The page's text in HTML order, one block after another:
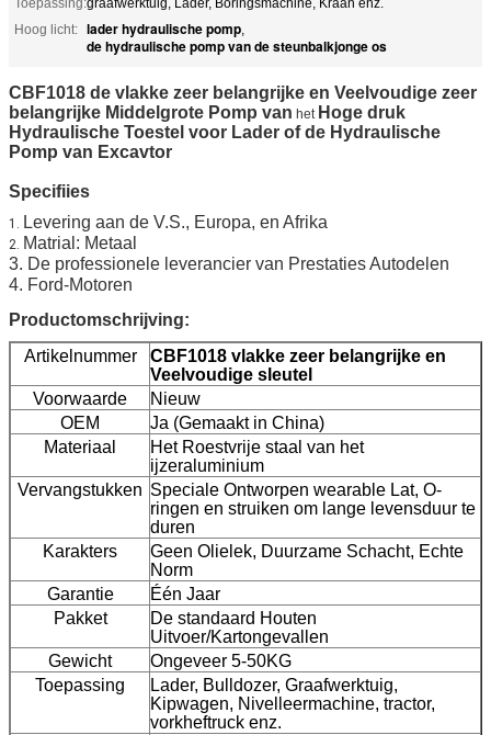
Toepassing:graafwerktuig, Lader, Boringsmachine, Kraan enz.
Hoog licht: lader hydraulische pomp,
de hydraulische pomp van de steunbalkjonge os
CBF1018 de vlakke zeer belangrijke en Veelvoudige zeer
belangrijke Middelgrote Pomp van het Hoge druk
Hydraulische Toestel voor Lader of de Hydraulische
Pomp van Excavtor
Specifiies
1. Levering aan de V.S., Europa, en Afrika
2. Matrial: Metaal
3. De professionele leverancier van Prestaties Autodelen
4. Ford-Motoren
Productomschrijving:
Artikelnummer
CBF1018 vlakke zeer belangrijke en
Veelvoudige sleutel
Voorwaarde
Nieuw
OEM
Ja (Gemaakt in China)
Materiaal
Het Roestvrije staal van het
ijzeraluminium
Vervangstukken Speciale Ontworpen wearable Lat, O-
ringen en struiken om lange levensduur te
duren
Karakters
Geen Olielek, Duurzame Schacht, Echte
Norm
Garantie
Één Jaar
Pakket
De standaard Houten
Uitvoer/Kartongevallen
Gewicht
Ongeveer 5-50KG
Toepassing
Lader, Bulldozer, Graafwerktuig,
Kipwagen, Nivelleermachine, tractor,
vorkheftruck enz.